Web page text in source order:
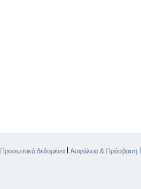
Προσωπικά δεδομένα Ασφάλεια & Πρόσβαση